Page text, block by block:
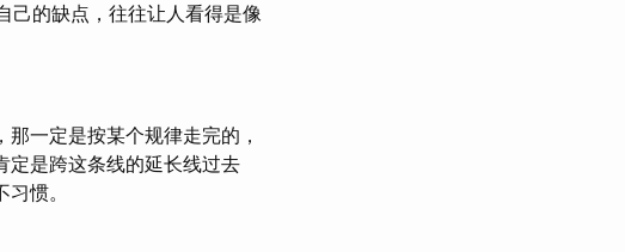
己的缺点，往往让人看得是像
一定是按某个规律走完的，
定是跨这条线的延长线过去
惯。